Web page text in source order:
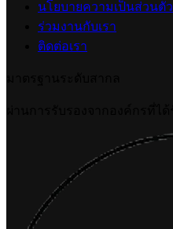
นโยบายความเป็นส่วนตัว
ร่วมงานกับเรา
ติดต่อเรา